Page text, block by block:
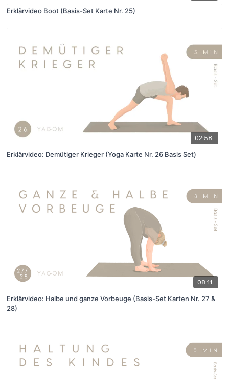
Erklärvideo Boot (Basis-Set Karte Nr. 25)
02:58
Erklärvideo: Demütiger Krieger (Yoga Karte Nr. 26 Basis Set)
08:11
Erklärvideo: Halbe und ganze Vorbeuge (Basis-Set Karten Nr. 27 &
28)